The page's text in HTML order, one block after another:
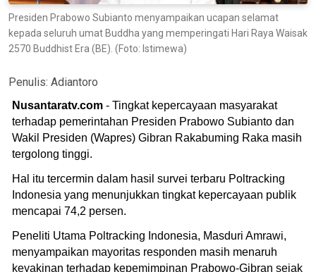
Presiden Prabowo Subianto menyampaikan ucapan selamat
kepada seluruh umat Buddha yang memperingati Hari Raya Waisak
2570 Buddhist Era (BE). (Foto: Istimewa)
Penulis: Adiantoro
Nusantaratv.com - Tingkat kepercayaan masyarakat
terhadap pemerintahan Presiden Prabowo Subianto dan
Wakil Presiden (Wapres) Gibran Rakabuming Raka masih
tergolong tinggi.
Hal itu tercermin dalam hasil survei terbaru Poltracking
Indonesia yang menunjukkan tingkat kepercayaan publik
mencapai 74,2 persen.
Peneliti Utama Poltracking Indonesia, Masduri Amrawi,
menyampaikan mayoritas responden masih menaruh
keyakinan terhadap kepemimpinan Prabowo-Gibran sejak